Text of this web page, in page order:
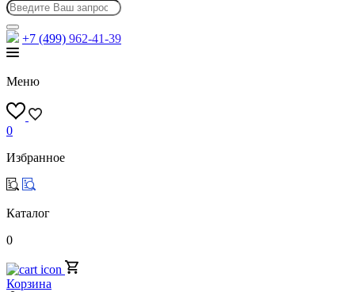
+7 (499) 962-41-39
Меню
0
Избранное
Каталог
0
Корзина